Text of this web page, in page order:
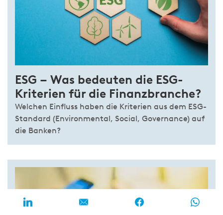
ESG – Was bedeuten die ESG-
Kriterien für die Finanzbranche?
Welchen Einfluss haben die Kriterien aus dem ESG-
Standard (Environmental, Social, Governance) auf
die Banken?